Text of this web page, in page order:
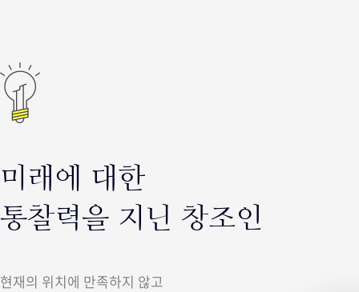
미래에 대한
통찰력을 지닌 창조인
현재의 위치에 만족하지 않고